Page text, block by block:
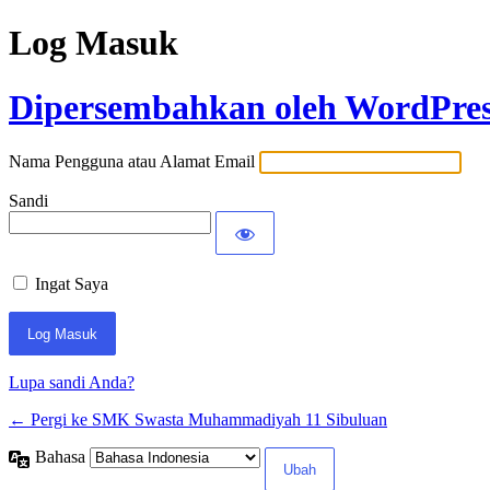
Log Masuk
Dipersembahkan oleh
Nama Pengguna atau Alamat Email
Sandi
Ingat Saya
Lupa sandi Anda?
← Pergi ke SMK Swasta Muhammadiyah 11 Sibuluan
Bahasa